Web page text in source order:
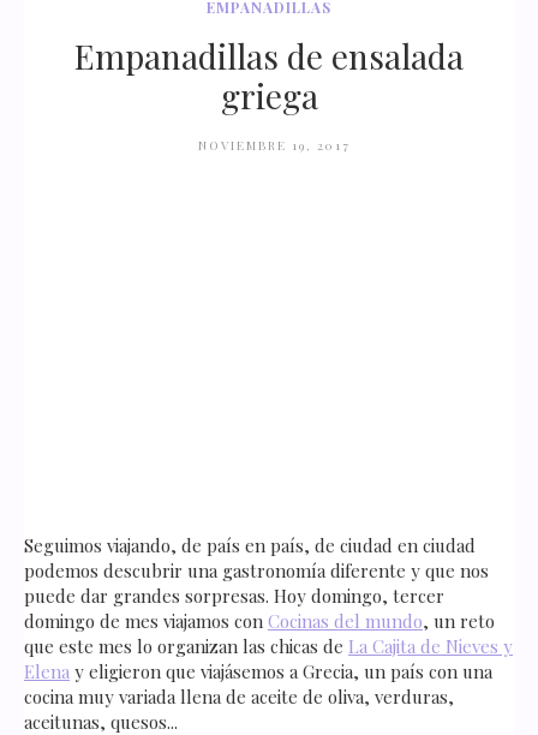
EMPANADILLAS
Empanadillas de ensalada
griega
NOVIEMBRE 19, 2017
Seguimos viajando, de país en país, de ciudad en ciudad
podemos descubrir una gastronomía diferente y que nos
puede dar grandes sorpresas. Hoy domingo, tercer
domingo de mes viajamos con Cocinas del mundo, un reto
que este mes lo organizan las chicas de La Cajita de Nieves y
Elena y eligieron que viajásemos a Grecia, un país con una
cocina muy variada llena de aceite de oliva, verduras,
aceitunas, quesos...